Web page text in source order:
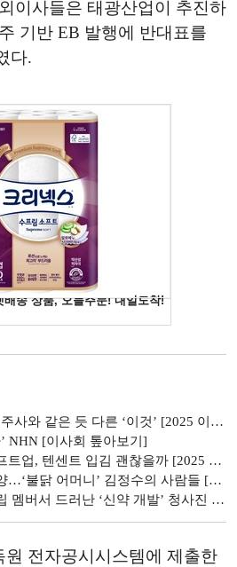
이사들은 태광산업이 추진하
기반 EB 발행에 반대표를
다.
은 듯 다른 ‘이것’ [2025 이사회 톺아보기]
NHN [이사회 톺아보기]
센트 입김 괜찮을까 [2025 이사회톺아보기]
머니’ 김정수의 사람들 [2025 이사회 톺아보기]
러난 ‘신약 개발’ 청사진 [2025 이사회 톺아보기]
전자공시시스템에 제출한